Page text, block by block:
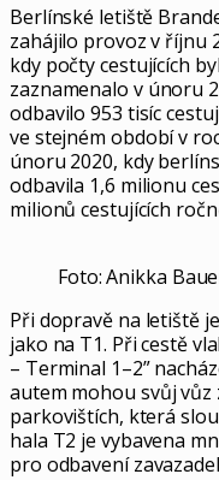
Berlínské letiště
zahájilo provoz v říjnu
kdy počty cestujících
zaznamenalo v únoru
odbavilo 953 tisíc
ve stejném období v
únoru 2020, kdy
odbavila 1,6 milionu
milionů cestujících
Foto: Anikka
Při dopravě na letiště
jako na T1. Při cestě
– Terminal 1–2”
autem mohou svůj vůz
parkovištích, která
hala T2 je vybavena
pro odbavení